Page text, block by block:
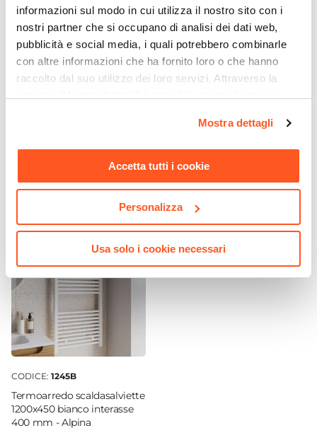
informazioni sul modo in cui utilizza il nostro sito con i
nostri partner che si occupano di analisi dei dati web,
pubblicità e social media, i quali potrebbero combinarle
con altre informazioni che ha fornito loro o che hanno
raccolto dal suo utilizzo dei loro servizi. Attraverso la
momento. Per maggiori informazioni si invita a leggere la
Mostra dettagli
Accetta tutti i cookie
Personalizza
Usa solo i cookie necessari
tipo di box doccia o della vasca in cui è prevista
l’installazione.
Riepilogo Caratteristiche
Caratteristiche
Serie
Colore
Installazione
A muro|Esterna
Materiale
Ottone
Miscelatore
Doccino
Incluso
Attacchi
Ti suggeriamo anche
CODICE: 1245B
Termoarredo scaldasalviette
1200x450 bianco interasse
400 mm - Alpina